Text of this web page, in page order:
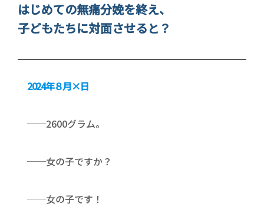
はじめての無痛分娩を終え、
子どもたちに対面させると？
2024年８月×日
──2600グラム。
──女の子ですか？
──女の子です！